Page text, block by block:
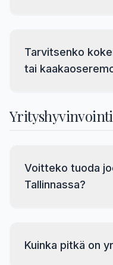
Tarvitsenko
tai
Yrityshyvinvointi
Voitteko tuoda
Tallinnassa?
Kuinka pitkä on